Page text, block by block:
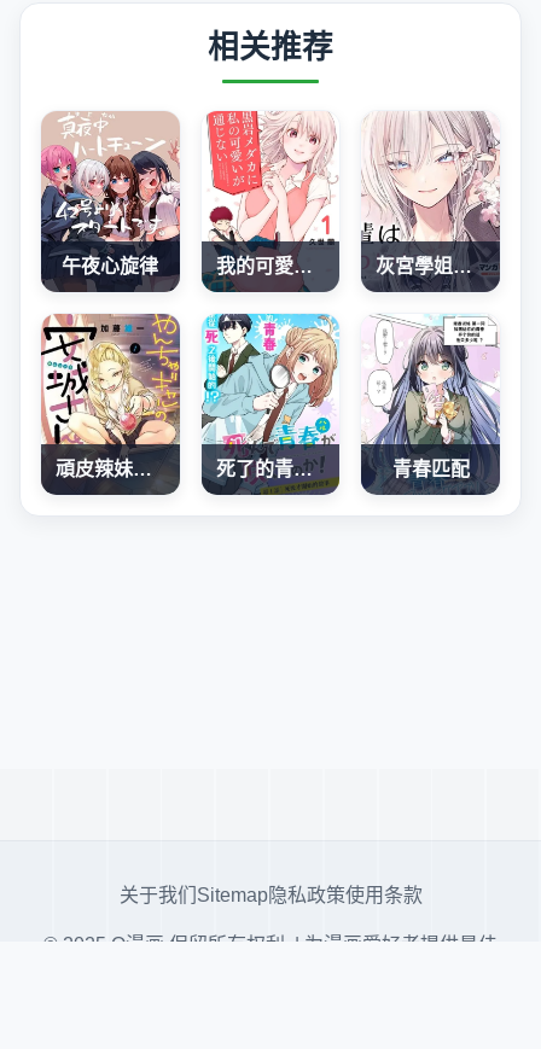
相关推荐
午夜心旋律 我的可愛對黑岩目高不管用 灰宮學姐可怕但又很可愛
頑皮辣妹安城同學 死了的青春还会盛开吗 青春匹配
关于我们 Sitemap隐私政策使用条款
© 2025 Q漫画 保留所有权利. | 为漫画爱好者提供最佳